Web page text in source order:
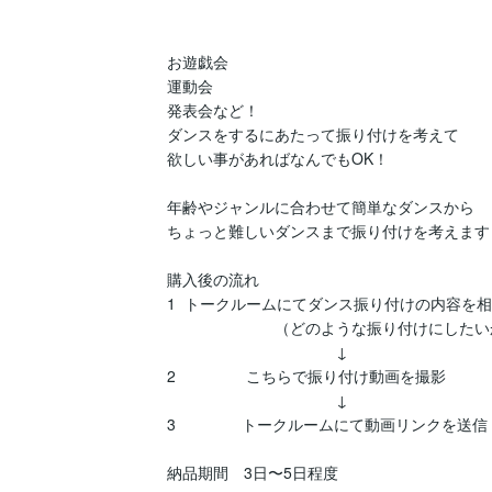
お遊戯会
運動会
発表会など！
ダンスをするにあたって振り付けを考えて
欲しい事があればなんでもOK！
年齢やジャンルに合わせて簡単なダンスから
ちょっと難しいダンスまで振り付けを考えます
購入後の流れ
1  トークルームにてダンス振り付けの内容を
（どのような振り付けにしたい
↓
2                こちらで振り付け動画を撮影
↓
3               トークルームにて動画リンクを送信
納品期間　3日〜5日程度